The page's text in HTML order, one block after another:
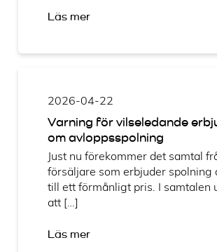
Läs mer
2026-04-22
Varning för vilseledande
om avloppsspolning
Just nu förekommer det samtal
försäljare som erbjuder spolning
till ett förmånligt pris. I samtalen
att […]
Läs mer